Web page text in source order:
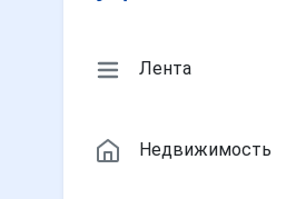
Лента
Недвижимость